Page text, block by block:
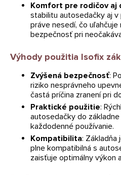
Komfort pre rodičov aj
stabilitu autosedačky aj
práve nesedí, čo uľahčuje
bezpečnosť pri
Výhody použitia Isofix
Zvýšená bezpečnosť:
riziko nesprávneho
častá príčina zranení pri
Praktické použitie:
autosedačky do
každodenné používanie.
Kompatibilita: Základňa
plne kompatibilná s
zaisťuje optimálny výkon